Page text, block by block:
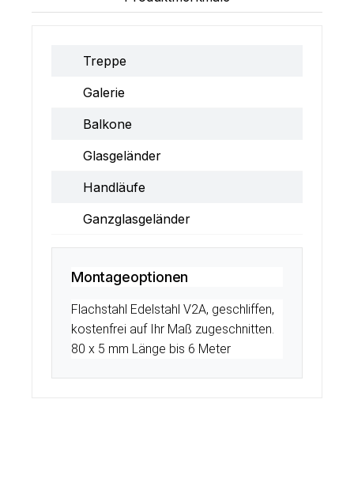
Treppe
Galerie
Balkone
Glasgeländer
Handläufe
Ganzglasgeländer
Montageoptionen
Flachstahl Edelstahl V2A, geschliffen,
kostenfrei auf Ihr Maß zugeschnitten.
80 x 5 mm Länge bis 6 Meter